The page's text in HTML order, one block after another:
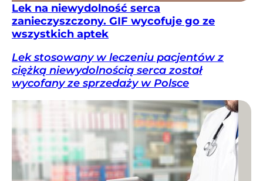
Lek na niewydolność serca
zanieczyszczony. GIF wycofuje go ze
wszystkich aptek
Lek stosowany w leczeniu pacjentów z
ciężką niewydolnością serca został
wycofany ze sprzedaży w Polsce